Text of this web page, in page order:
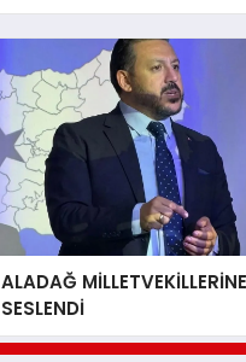
ALADAĞ MİLLETVEKİLLERİNE
SESLENDİ